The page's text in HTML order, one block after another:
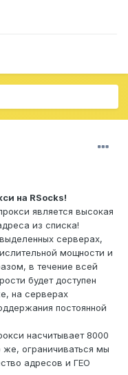
на RSocks!
является высокая
из списка!
серверах,
мощности и
в течение всей
будет доступен
на серверах
постоянной
насчитывает 8000
ограничиваться мы
адресов и ГЕО